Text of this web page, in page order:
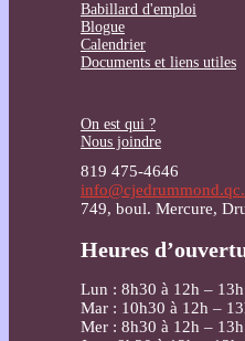
Babillard d'emploi
Blogue
Calendrier
Documents et liens utiles
On est qui ?
Nous joindre
819 475-4646
749, boul. Mercure,
Heures
Lun : 8h30 à 12h –
Mar : 10h30 à 12h –
Mer : 8h30 à 12h –